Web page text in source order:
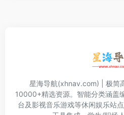
星海导航(xhnav.com) | 极简
10000+精选资源。智能分类涵盖
台及影视音乐游戏等休闲娱乐站